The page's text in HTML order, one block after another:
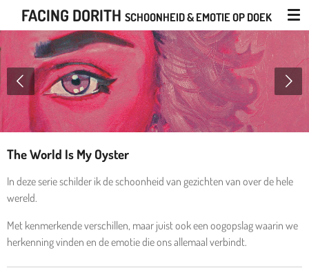
direct
de
hoofdinhoud
FACING DORITH SCHOONHEID & EMOTIE OP DOEK
The World Is My Oyster
In deze serie schilder ik de schoonheid van gezichten van over de hele
wereld.
Met kenmerkende verschillen, maar juist ook een oogopslag waarin we
herkenning vinden en de emotie die ons allemaal verbindt.